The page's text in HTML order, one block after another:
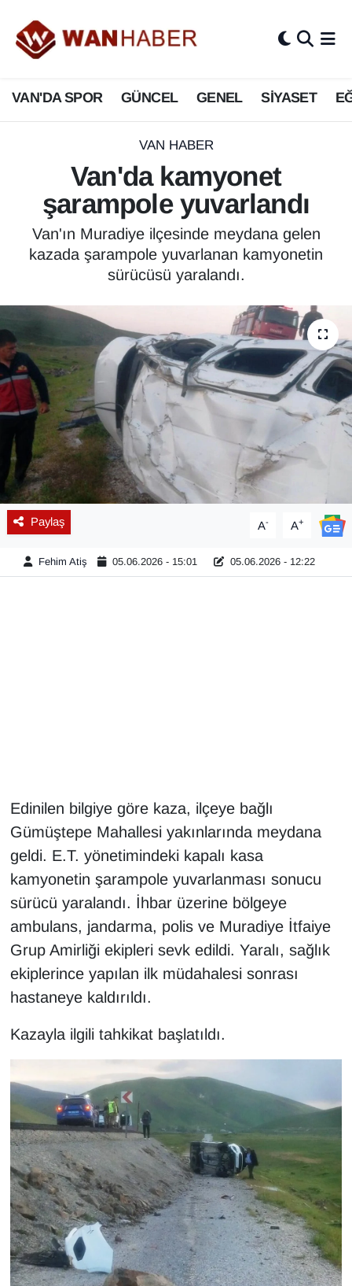
VAN'DA SPOR GÜNCEL GENEL SİYASET
VAN HABER
Van'da kamyonet
şarampole yuvarlandı
Van'ın Muradiye ilçesinde meydana gelen
kazada şarampole yuvarlanan kamyonetin
sürücüsü yaralandı.
Paylaş A- A+
Fehim Atiş 05.06.2026 - 15:01 05.06.2026 - 12:22
Edinilen bilgiye göre kaza, ilçeye bağlı
Gümüştepe Mahallesi yakınlarında meydana
geldi. E.T. yönetimindeki kapalı kasa
kamyonetin şarampole yuvarlanması sonucu
sürücü yaralandı. İhbar üzerine bölgeye
ambulans, jandarma, polis ve Muradiye İtfaiye
Grup Amirliği ekipleri sevk edildi. Yaralı, sağlık
ekiplerince yapılan ilk müdahalesi sonrası
hastaneye kaldırıldı.
Kazayla ilgili tahkikat başlatıldı.
3.SAYFA
ASAYİŞ
BİLİM VE TEKNOLOJİ
Biyografi
Bölge Haberleri
ÇEVRE
Dernekler, Odalar
Diğer
DÜNYA
EĞİTİM
EKONOMİ
Emlak
HABERDE İNSAN
İngilizce
Kadın
Kamu Alımları
Kim Kimdir?
KURDÎ
MAGAZİN
MEDYA
ONE EKONOMİ
POLİTİKA
Resmi İlanlar
Van Nöbetçi Eczaneler
Van Hava Durumu
Van Namaz Vakitleri
Van Trafik Yoğunluk Haritası
Süper Lig Puan Durumu ve Fikstür
Tüm Manşetler
Haber Arşivi